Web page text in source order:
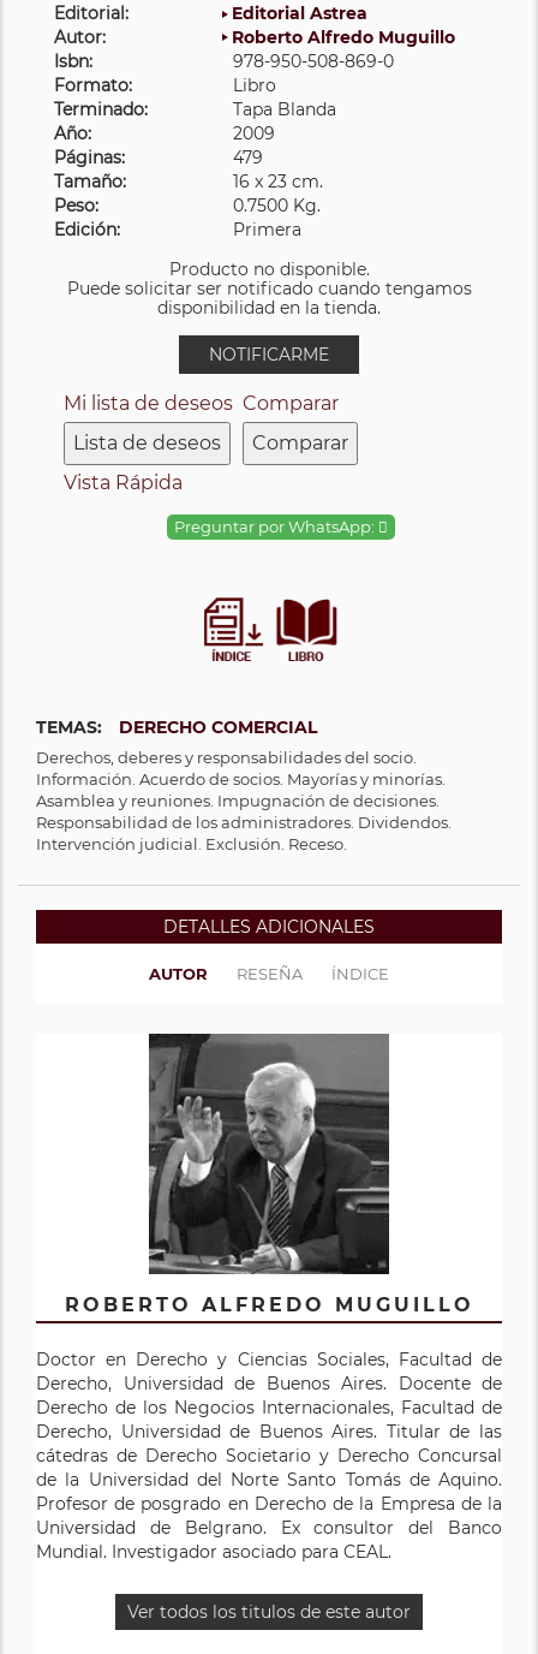
Editorial:
Editorial Astrea
Autor:
Roberto Alfredo Muguillo
Isbn:
978-950-508-869-0
Formato:
Libro
Terminado:
Tapa Blanda
Año:
2009
Páginas:
479
Tamaño:
16 x 23 cm.
Peso:
0.7500 Kg.
Edición:
Primera
Producto no disponible.
Puede solicitar ser notificado cuando tengamos
disponibilidad en la tienda.
NOTIFICARME
Mi lista de deseos
Lista de deseos
Comparar
Comparar
Vista Rápida
Preguntar por WhatsApp:
TEMAS: DERECHO COMERCIAL
Derechos, deberes y responsabilidades del socio.
Información. Acuerdo de socios. Mayorías y minorías.
Asamblea y reuniones. Impugnación de decisiones.
Responsabilidad de los administradores. Dividendos.
Intervención judicial. Exclusión. Receso.
DETALLES ADICIONALES
AUTOR RESEÑA ÍNDICE
ROBERTO ALFREDO MUGUILLO
Doctor en Derecho y Ciencias Sociales, Facultad de
Derecho, Universidad de Buenos Aires. Docente de
Derecho de los Negocios Internacionales, Facultad de
Derecho, Universidad de Buenos Aires. Titular de las
cátedras de Derecho Societario y Derecho Concursal
de la Universidad del Norte Santo Tomás de Aquino.
Profesor de posgrado en Derecho de la Empresa de la
Universidad de Belgrano. Ex consultor del Banco
Mundial. Investigador asociado para CEAL.
Ver todos los titulos de este autor